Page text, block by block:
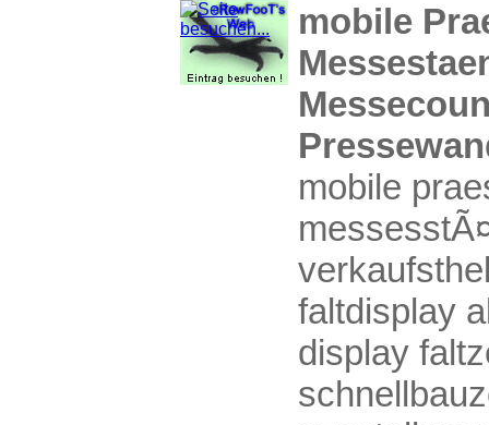
mobile
mobile
faltdisplay
display